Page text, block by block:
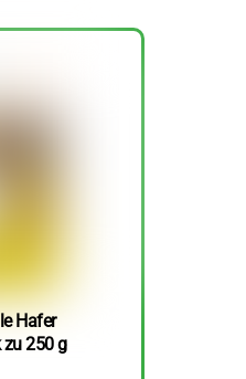
Hafer
zu 250 g